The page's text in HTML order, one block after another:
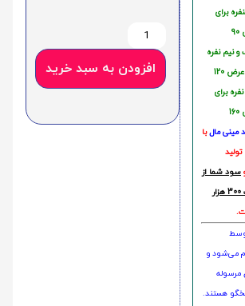
برای
نیم نفره
120
برای
مینی مالبا
سود شما از
این خدمت 300 هزار
می‌شود و
مرسوله
هستند.
افزودن به سبد خرید